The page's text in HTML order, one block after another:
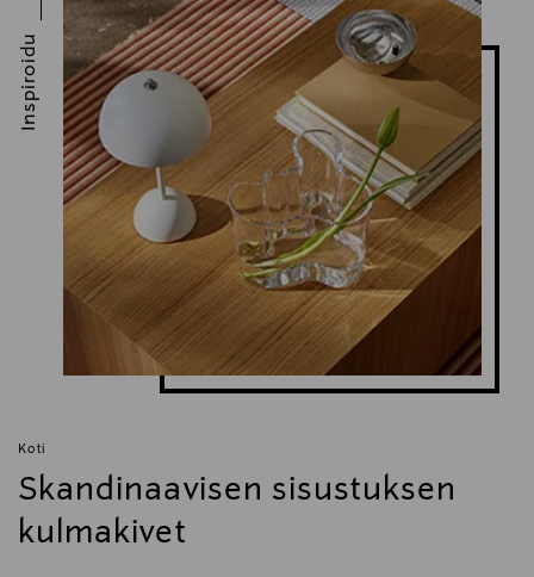
Koti
Skandinaavisen sisustuksen
kulmakivet
Inspiroidu